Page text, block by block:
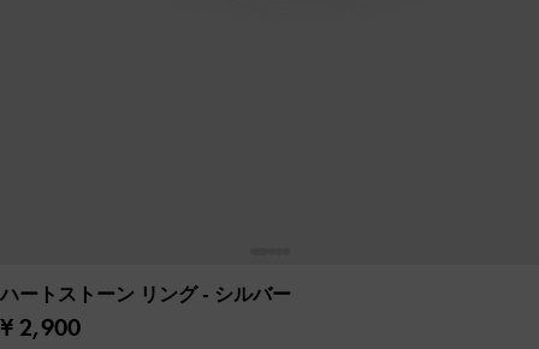
ハートストーン リング- シルバー
¥ 2,900